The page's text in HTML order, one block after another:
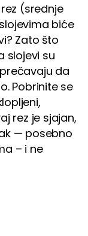
(srednje
biće
Zato što
slojevi su
da
Pobrinite se
rez je sjajan,
— posebno
– i ne